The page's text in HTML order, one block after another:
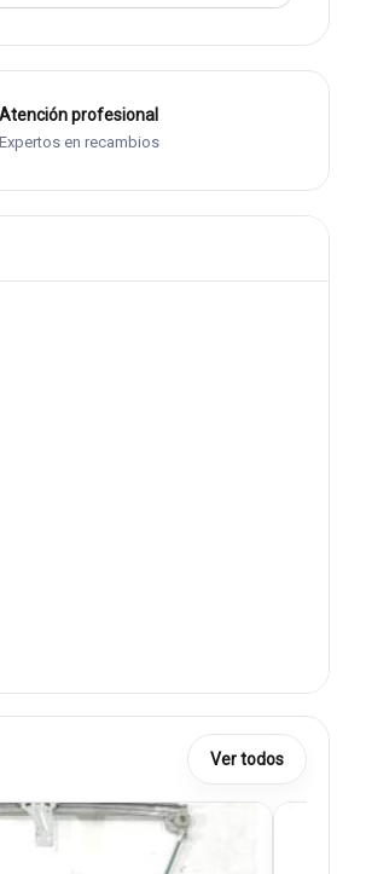
Atención profesional
Expertos en recambios
Ver todos